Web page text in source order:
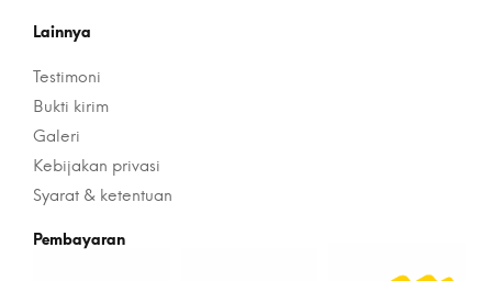
Lainnya
Testimoni
Bukti kirim
Galeri
Kebijakan privasi
Syarat & ketentuan
Pembayaran